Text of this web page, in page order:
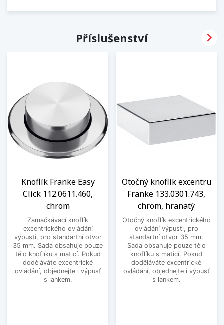
Příslušenství
Knoflík Franke Easy
Click 112.0611.460,
chrom
Zamačkávací knoflík
excentrického ovládání
výpusti, pro standartní otvor
35 mm. Sada obsahuje pouze
tělo knoflíku s maticí. Pokud
doděláváte excentrické
ovládání, objednejte i výpusť
s lankem.
Otočný knoflík excentru
Franke 133.0301.743,
chrom, hranatý
Otočný knoflík excentrického
ovládání výpusti, pro
standartní otvor 35 mm.
Sada obsahuje pouze tělo
knoflíku s maticí. Pokud
doděláváte excentrické
ovládání, objednejte i výpusť
s lankem.
